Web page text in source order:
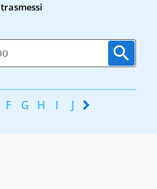
trasmessi
F G H I J K